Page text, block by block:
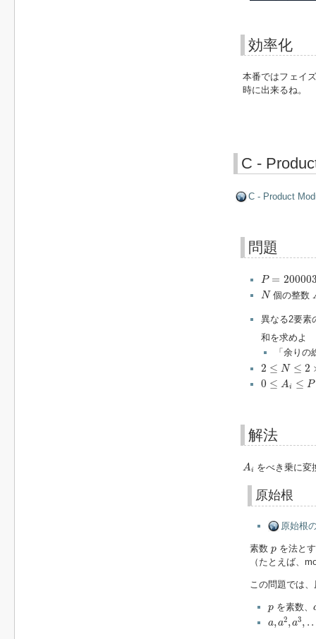
効率化
本番ではフェイ
時に出来るね。
C -
C - Product
問題
P =
P= 200003
N
N 個の整数
異なる2要素
和を求めよ
「余り
2 ≤ N ≤ 2
2 ≤2 105
0 ≤ Ai ≤ P
0 A ≤P −1
解法
Ai
Ai をべき乗に変
原始根
原始根
素数 p
pを法とす
（たとえば、
この問題では
p
pを素数、
a,a2,a3, . .
a 2 3